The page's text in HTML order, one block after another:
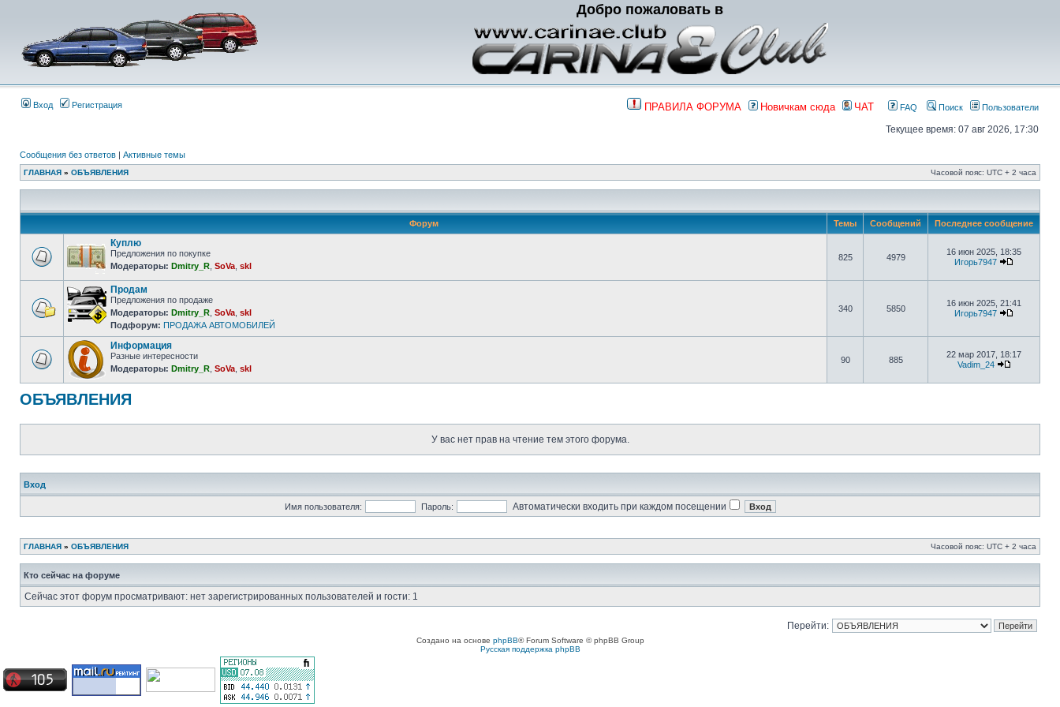
Добро пожаловать в
Вход Регистрация ПРАВИЛА ФОРУМА Новичкам сюда ЧАТ FAQ Поиск Пользователи
Текущее время: 07 авг 2026, 17:30
Сообщения без ответов | Активные темы
ГЛАВНАЯ » ОБЪЯВЛЕНИЯ Часовой пояс: UTC + 2 часа
Форум Темы Сообщений Последнее сообщение
Куплю
Предложения по покупке
Модераторы: Dmitry_R SoVa skl
825 4979
16 июн 2025, 18:35
Игорь7947
Продам
Предложения по продаже
Модераторы: Dmitry_R SoVa skl
Подфорум: ПРОДАЖА АВТОМОБИЛЕЙ
340 5850
16 июн 2025, 21:41
Игорь7947
Информация
Разные интересности
Модераторы: Dmitry_R SoVa skl
90 885
22 мар 2017, 18:17
Vadim_24
ОБЪЯВЛЕНИЯ
У вас нет прав на чтение тем этого форума.
Вход
Имя пользователя: Пароль: Автоматически входить при каждом посещении
ГЛАВНАЯ » ОБЪЯВЛЕНИЯ Часовой пояс: UTC + 2 часа
Кто сейчас на форуме
Сейчас этот форум просматривают: нет зарегистрированных пользователей и гости: 1
Перейти:
Создано на основе phpBB® Forum Software © phpBB Group
Русская поддержка phpBB